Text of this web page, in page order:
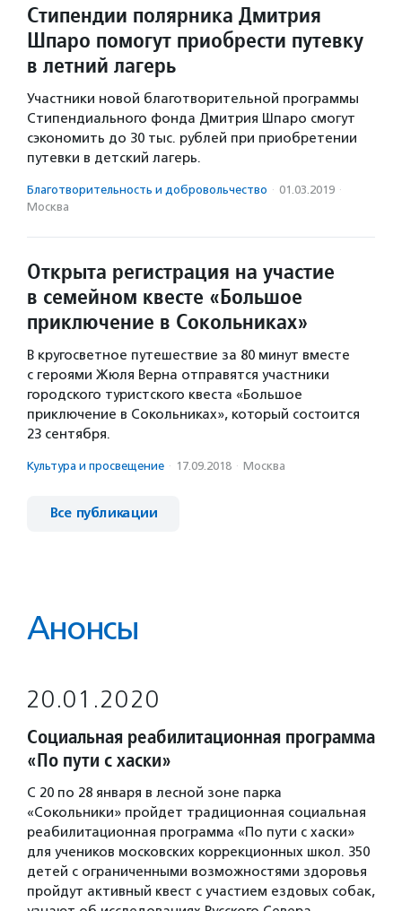
Стипендии полярника Дмитрия
Шпаро помогут приобрести путевку
в летний лагерь
Участники новой благотворительной программы
Стипендиального фонда Дмитрия Шпаро смогут
сэкономить до 30 тыс. рублей при приобретении
путевки в детский лагерь.
Благотвори­тель­ность и доброволь­чест­во · 01.03.2019 ·
Москва
Открыта регистрация на участие
в семейном квесте «Большое
приключение в Сокольниках»
В кругосветное путешествие за 80 минут вместе
с героями Жюля Верна отправятся участники
городского туристского квеста «Большое
приключение в Сокольниках», который состоится
23 сентября.
Культура и просвещение · 17.09.2018 · Москва
Все публикации
Анонсы
20.01.2020
Социальная реабилитационная программа
«По пути с хаски»
С 20 по 28 января в лесной зоне парка
«Сокольники» пройдет традиционная социальная
реабилитационная программа «По пути с хаски»
для учеников московских коррекционных школ. 350
детей с ограниченными возможностями здоровья
пройдут активный квест с участием ездовых собак,